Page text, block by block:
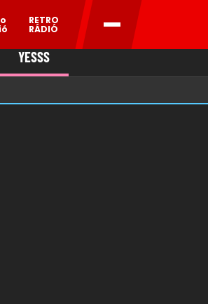
RETRO
RÁDIÓ
YESSS